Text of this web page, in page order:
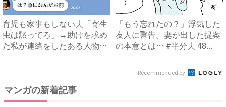
育児も家事もしない夫「寄生
虫は黙ってろ」→助けを求め
た私が連絡をしたある人物と
「もう忘れたの？」浮気した
友人に警告。妻が出した提案
の本意とは… #半分夫 48...
Recommended by
マンガの新着記事